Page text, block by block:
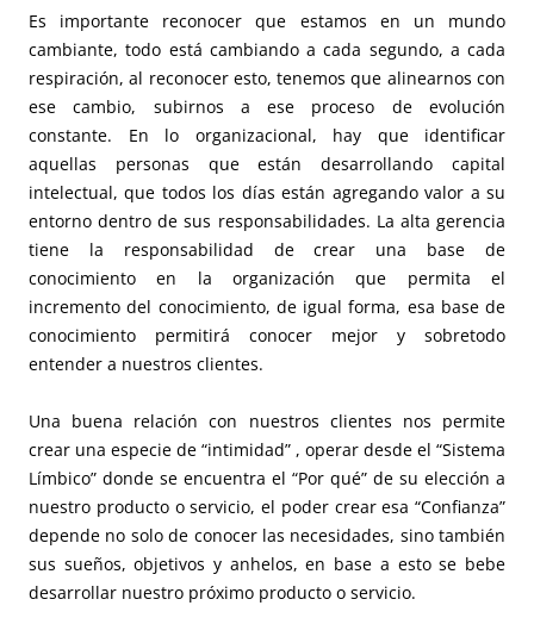
Es importante reconocer que estamos en un mundo
cambiante, todo está cambiando a cada segundo, a cada
respiración, al reconocer esto, tenemos que alinearnos con
ese cambio, subirnos a ese proceso de evolución
constante. En lo organizacional, hay que identificar
aquellas personas que están desarrollando capital
intelectual, que todos los días están agregando valor a su
entorno dentro de sus responsabilidades. La alta gerencia
tiene la responsabilidad de crear una base de
conocimiento en la organización que permita el
incremento del conocimiento, de igual forma, esa base de
conocimiento permitirá conocer mejor y sobretodo
entender a nuestros clientes.
Una buena relación con nuestros clientes nos permite
crear una especie de “intimidad” , operar desde el “Sistema
Límbico” donde se encuentra el “Por qué” de su elección a
nuestro producto o servicio, el poder crear esa “Confianza”
depende no solo de conocer las necesidades, sino también
sus sueños, objetivos y anhelos, en base a esto se bebe
desarrollar nuestro próximo producto o servicio.